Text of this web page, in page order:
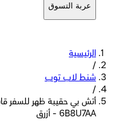
عربة التسوق
الرئيسية
/
شنط لاب توب
/
6B8U7AA - أزرق